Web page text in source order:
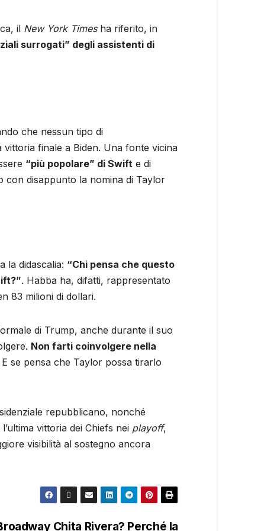
il New York Timesha riferito, in
surrogati” degli assistenti di
che nessun tipo di
finale a Biden. Una fonte vicina
“più popolare” di Swift e di
con disappunto la nomina di Taylor
la didascalia: “Chi pensa che questo
. Habba ha, difatti, rappresentato
83 milioni di dollari.
di Trump, anche durante il suo
Non farti coinvolgere nella
se pensa che Taylor possa tirarlo
repubblicano, nonché
vittoria dei Chiefs nei playoff,
visibilità al sostegno ancora
Chita Rivera? Perché la